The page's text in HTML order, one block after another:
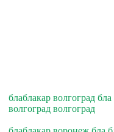
блаблакар волгоград
волгоград волгоград